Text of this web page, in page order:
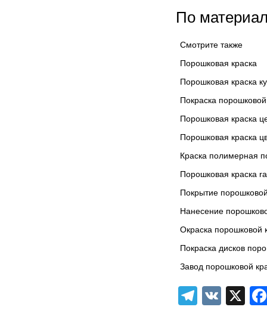
По
Смотрите также
Порошковая краска
Порошковая краска
Покраска
Порошковая краска
Порошковая краска
Краска полимерная
Порошковая краска
Покрытие
Нанесение
Окраска порошковой
Покраска дисков
Завод порошковой
VK X